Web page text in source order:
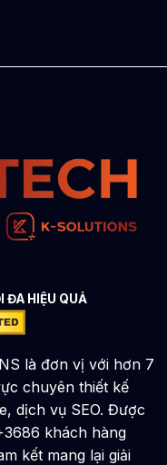
ĐA HIỆU QUẢ
là đơn vị với hơn 7
chuyên thiết kế
dịch vụ SEO. Được
khách hàng
kết mang lại giải